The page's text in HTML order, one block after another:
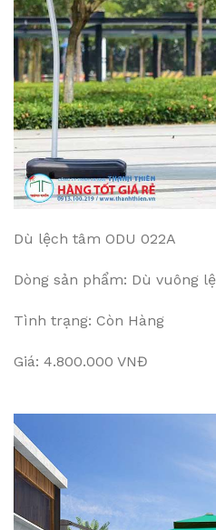
Dù lệch tâm ODU 022A
Dòng sản phẩm: Dù vuông
Tình trạng: Còn Hàng
Giá: 4.800.000 VNĐ